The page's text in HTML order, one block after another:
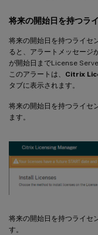
将来の開始日を持つラ
将来の開始日を持つライセ
ると、アラートメッセージ
が開始日までLicense
このアラートは、 Citrix
タブに表示されます。
将来の開始日を持つライセ
ます。
将来の開始日を持つライセ
す。